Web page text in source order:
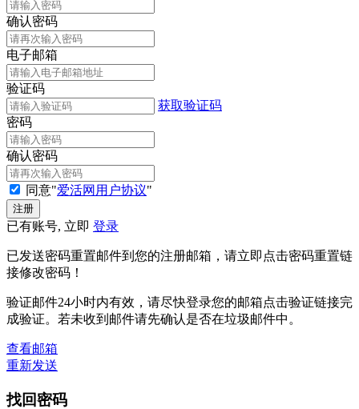
确认密码
电子邮箱
验证码
获取验证码
密码
确认密码
同意"爱活网用户协议"
已有账号, 立即 登录
已发送密码重置邮件到您的注册邮箱，请立即点击密码重置链
接修改密码！
验证邮件24小时内有效，请尽快登录您的邮箱点击验证链接完
成验证。若未收到邮件请先确认是否在垃圾邮件中。
查看邮箱
重新发送
找回密码